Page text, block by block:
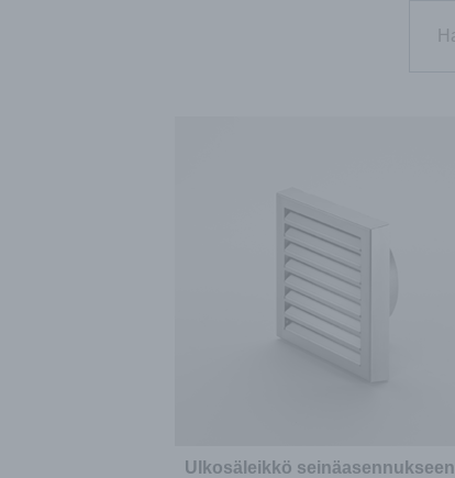
Ulkosäleikkö seinäasennukseen